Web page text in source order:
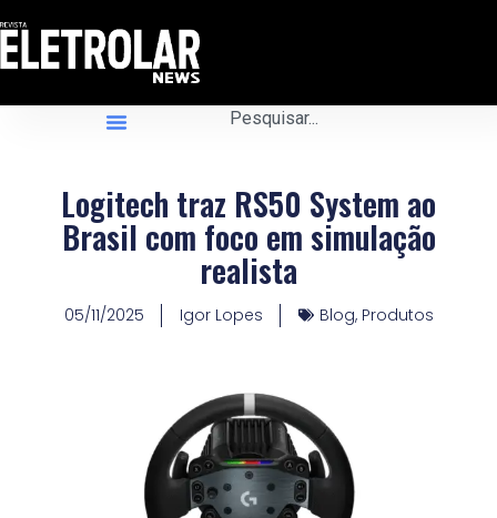
Logitech traz RS50 System ao
Brasil com foco em simulação
realista
05/11/2025 Igor Lopes Blog, Produtos